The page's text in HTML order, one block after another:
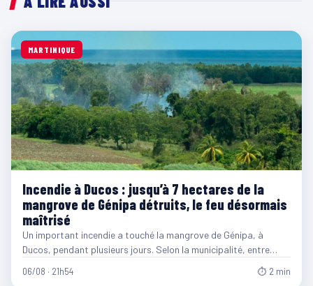
MARTINIQUE
Incendie à Ducos : jusqu’à 7 hectares de la
mangrove de Génipa détruits, le feu désormais
maîtrisé
Un important incendie a touché la mangrove de Génipa, à
Ducos, pendant plusieurs jours. Selon la municipalité, entre…
06/08 · 21h54 ⏱ 2 min